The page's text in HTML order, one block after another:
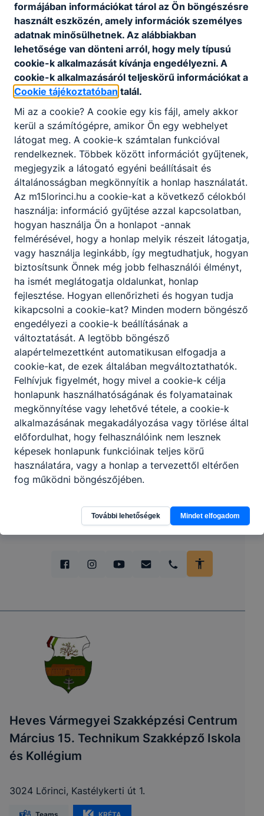
Felhasználói útmutató - Beiratkozás
Szakképzési Centrum részeként vagy egyéb
fenntartásban működő középfokú
intézménybe.pdf
Letöltés
Közösségi szolgálat
Együttműködési megállapodás.doc
Letöltés
Közösségi napló.docx
Letöltés
Partnerszervezetek listája.docx
Letöltés
Tájékoztató a közösségi szolgálatról.docx
Letöltés
Partnereink
Heves Vármegyei Szakképzési Centrum
Március 15. Technikum Szakképző Iskola
és Kollégium
3024 Lőrinci, Kastélykerti út 1.
formájában információkat tárol az Ön böngészésre
használt eszközén, amely információk személyes
adatnak minősülhetnek. Az alábbiakban
lehetősége van dönteni arról, hogy mely típusú
cookie-k alkalmazását kívánja engedélyezni. A
cookie-k alkalmazásáról teljeskörű információkat a
Cookie tájékoztatóban talál.
Mi az a cookie? A cookie egy kis fájl, amely akkor
kerül a számítógépre, amikor Ön egy webhelyet
látogat meg. A cookie-k számtalan funkcióval
rendelkeznek. Többek között információt gyűjtenek,
megjegyzik a látogató egyéni beállításait és
általánosságban megkönnyítik a honlap használatát.
Az m15lorinci.hu a cookie-kat a következő célokból
használja: információ gyűjtése azzal kapcsolatban,
hogyan használja Ön a honlapot -annak
felmérésével, hogy a honlap melyik részeit látogatja,
vagy használja leginkább, így megtudhatjuk, hogyan
biztosítsunk Önnek még jobb felhasználói élményt,
ha ismét meglátogatja oldalunkat, honlap
fejlesztése. Hogyan ellenőrizheti és hogyan tudja
kikapcsolni a cookie-kat? Minden modern böngésző
engedélyezi a cookie-k beállításának a
változtatását. A legtöbb böngésző
alapértelmezettként automatikusan elfogadja a
cookie-kat, de ezek általában megváltoztathatók.
Felhívjuk figyelmét, hogy mivel a cookie-k célja
honlapunk használhatóságának és folyamatainak
megkönnyítése vagy lehetővé tétele, a cookie-k
alkalmazásának megakadályozása vagy törlése által
előfordulhat, hogy felhasználóink nem lesznek
képesek honlapunk funkcióinak teljes körű
használatára, vagy a honlap a tervezettől eltérően
fog működni böngészőjében.
További lehetőségek Mindet elfogadom